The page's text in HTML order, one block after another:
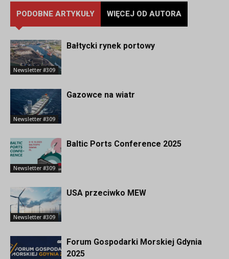
PODOBNE ARTYKUŁY WIĘCEJ OD AUTORA
Newsletter #309
Bałtycki rynek portowy
Newsletter #309
Gazowce na wiatr
Newsletter #309
Baltic Ports Conference 2025
Newsletter #309
USA przeciwko MEW
Forum Gospodarki Morskiej Gdynia
2025